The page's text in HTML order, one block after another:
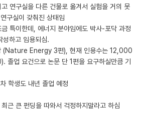
연구실을 다른 건물로 옮겨서 실험을 거의 못
구실이 갖춰진 상태임
특이한데, 에너지 분야임에도 박사-포닥 과정
성하고 임용되심.
(Nature Energy 3편), 현재 인용수는 12,000
졸업 요건으로 논문 단 1편을 요구하실만큼 기
학생도 내년 졸업 예정
근 큰 펀딩을 따와서 걱정하지말라고 하심